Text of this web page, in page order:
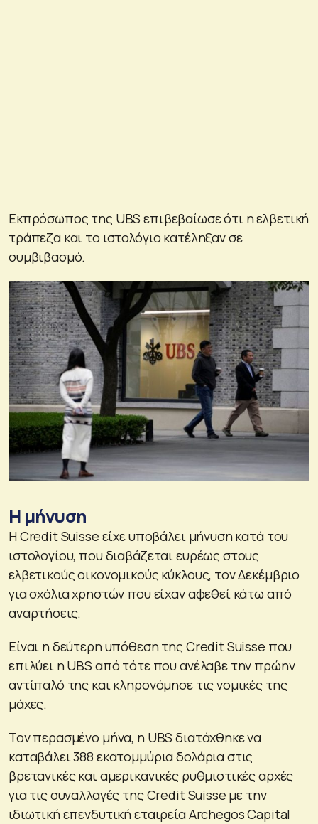
Εκπρόσωπος της UBS επιβεβαίωσε ότι η ελβετική
τράπεζα και το ιστολόγιο κατέληξαν σε
συμβιβασμό.
Η μήνυση
Η Credit Suisse είχε υποβάλει μήνυση κατά του
ιστολογίου, που διαβάζεται ευρέως στους
ελβετικούς οικονομικούς κύκλους, τον Δεκέμβριο
για σχόλια χρηστών που είχαν αφεθεί κάτω από
αναρτήσεις.
Είναι η δεύτερη υπόθεση της Credit Suisse που
επιλύει η UBS από τότε που ανέλαβε την πρώην
αντίπαλό της και κληρονόμησε τις νομικές της
μάχες.
Τον περασμένο μήνα, η UBS διατάχθηκε να
καταβάλει 388 εκατομμύρια δολάρια στις
βρετανικές και αμερικανικές ρυθμιστικές αρχές
για τις συναλλαγές της Credit Suisse με την
ιδιωτική επενδυτική εταιρεία Archegos Capital